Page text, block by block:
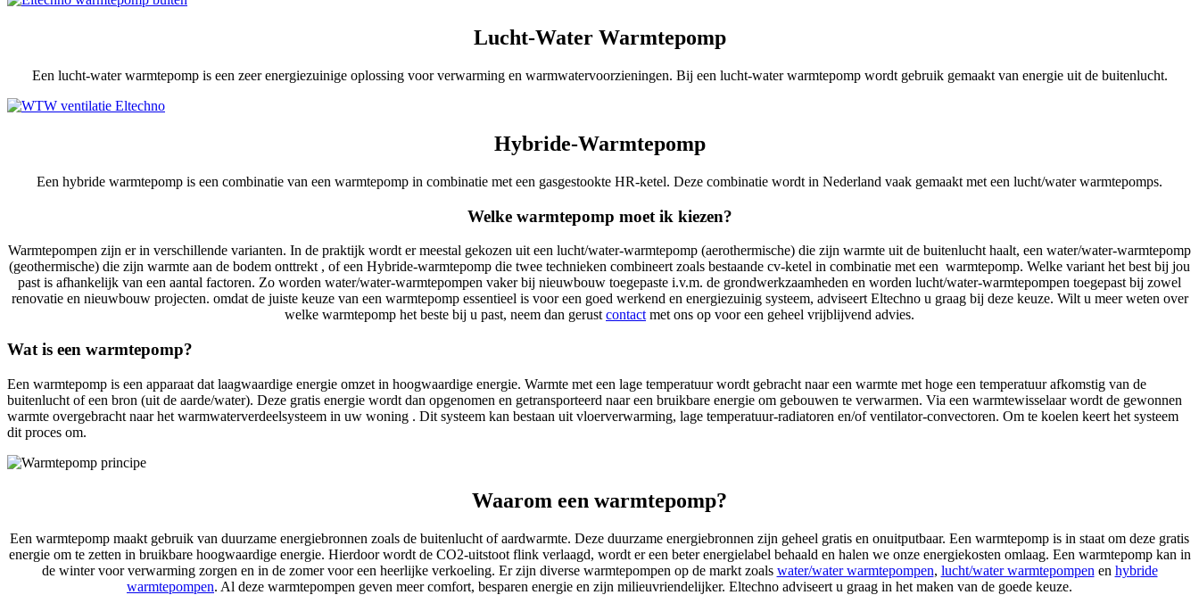
Lucht-Water Warmtepomp
Een lucht-water warmtepomp is een zeer energiezuinige oplossing voor verwarming en warmwatervoorzieningen. Bij een lucht-water warmtepomp wordt gebruik gemaakt van energie uit de buitenlucht.
Hybride-Warmtepomp
Een hybride warmtepomp is een combinatie van een warmtepomp in combinatie met een gasgestookte HR-ketel. Deze combinatie wordt in Nederland vaak gemaakt met een lucht/water warmtepomps.
Welke warmtepomp moet ik kiezen?
Warmtepompen zijn er in verschillende varianten. In de praktijk wordt er meestal gekozen uit een lucht/water-warmtepomp (aerothermische) die zijn warmte uit de buitenlucht haalt, een water/water-warmtepomp
(geothermische) die zijn warmte aan de bodem onttrekt , of een Hybride-warmtepomp die twee technieken combineert zoals bestaande cv-ketel in combinatie met een warmtepomp. Welke variant het best bij jou
past is afhankelijk van een aantal factoren. Zo worden water/water-warmtepompen vaker bij nieuwbouw toegepaste i.v.m. de grondwerkzaamheden en worden lucht/water-warmtepompen toegepast bij zowel
renovatie en nieuwbouw projecten. omdat de juiste keuze van een warmtepomp essentieel is voor een goed werkend en energiezuinig systeem, adviseert Eltechno u graag bij deze keuze. Wilt u meer weten over
welke warmtepomp het beste bij u past, neem dan gerust contact met ons op voor een geheel vrijblijvend advies.
Wat is een warmtepomp?
Een warmtepomp is een apparaat dat laagwaardige energie omzet in hoogwaardige energie. Warmte met een lage temperatuur wordt gebracht naar een warmte met hoge een temperatuur afkomstig van de
buitenlucht of een bron (uit de aarde/water). Deze gratis energie wordt dan opgenomen en getransporteerd naar een bruikbare energie om gebouwen te verwarmen. Via een warmtewisselaar wordt de gewonnen
warmte overgebracht naar het warmwaterverdeelsysteem in uw woning . Dit systeem kan bestaan uit vloerverwarming, lage temperatuur-radiatoren en/of ventilator-convectoren. Om te koelen keert het systeem
dit proces om.
Waarom een warmtepomp?
Een warmtepomp maakt gebruik van duurzame energiebronnen zoals de buitenlucht of aardwarmte. Deze duurzame energiebronnen zijn geheel gratis en onuitputbaar. Een warmtepomp is in staat om deze gratis
energie om te zetten in bruikbare hoogwaardige energie. Hierdoor wordt de CO2-uitstoot flink verlaagd, wordt er een beter energielabel behaald en halen we onze energiekosten omlaag. Een warmtepomp kan in
de winter voor verwarming zorgen en in de zomer voor een heerlijke verkoeling. Er zijn diverse warmtepompen op de markt zoals water/water warmtepompen, lucht/water warmtepompen en hybride
warmtepompen. Al deze warmtepompen geven meer comfort, besparen energie en zijn milieuvriendelijker. Eltechno adviseert u graag in het maken van de goede keuze.